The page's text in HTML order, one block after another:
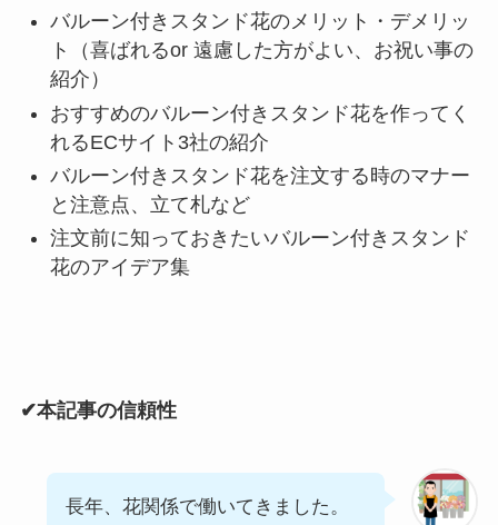
バルーン付きスタンド花のメリット・デメリッ
ト（喜ばれるor 遠慮した方がよい、お祝い事の
紹介）
おすすめのバルーン付きスタンド花を作ってく
れるECサイト3社の紹介
バルーン付きスタンド花を注文する時のマナー
と注意点、立て札など
注文前に知っておきたいバルーン付きスタンド
花のアイデア集
✔本記事の信頼性
長年、花関係で働いてきました。